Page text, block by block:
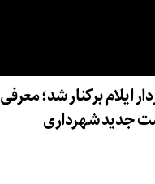
ایلام برکنار شد؛ معرفی
جدید شهرداری